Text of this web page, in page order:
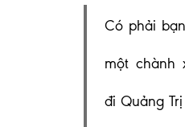
Có phải
một chành
đi Quảng